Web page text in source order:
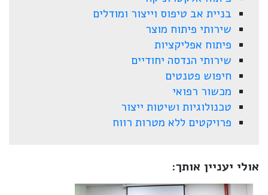
בניית אב טיפוס וייצור ומודלים
שירותי פיתוח מוצר
פיתוח אפליקציות
שירותי הנדסה יחודיים
חיפוש פטנטים
מכשור רפואי
טכנולוגיות ושיטות ייצור
פרויקטים ללא מטרות רווח
אולי יעניין אותך: